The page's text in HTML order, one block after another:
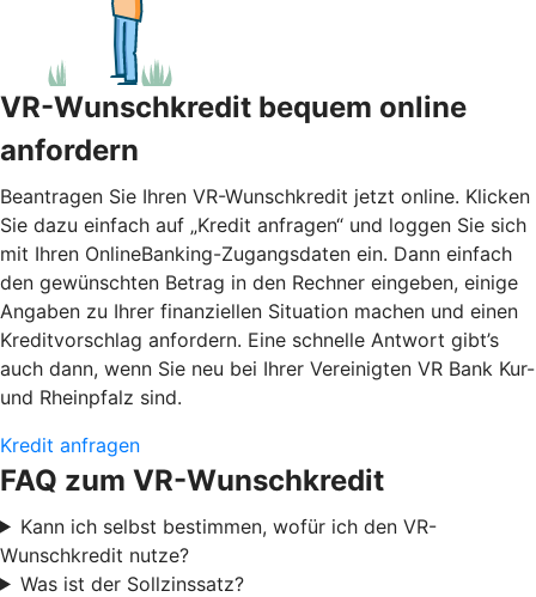
VR-Wunschkredit bequem online
anfordern
Beantragen Sie Ihren VR-Wunschkredit jetzt online. Klicken
Sie dazu einfach auf „Kredit anfragen“ und loggen Sie sich
mit Ihren OnlineBanking-Zugangsdaten ein. Dann einfach
den gewünschten Betrag in den Rechner eingeben, einige
Angaben zu Ihrer finanziellen Situation machen und einen
Kreditvorschlag anfordern. Eine schnelle Antwort gibt’s
auch dann, wenn Sie neu bei Ihrer Vereinigten VR Bank Kur-
und Rheinpfalz sind.
Kredit anfragen
FAQ zum VR-Wunschkredit
Kann ich selbst bestimmen, wofür ich den VR-
Wunschkredit nutze?
Was ist der Sollzinssatz?